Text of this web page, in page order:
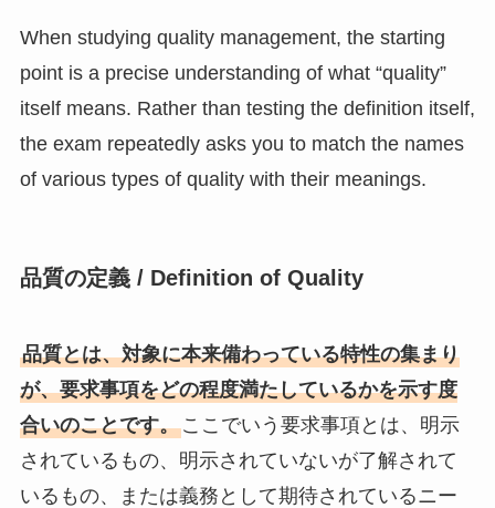
When studying quality management, the starting
point is a precise understanding of what “quality”
itself means. Rather than testing the definition itself,
the exam repeatedly asks you to match the names
of various types of quality with their meanings.
品質の定義 / Definition of Quality
品質とは、対象に本来備わっている特性の集まり
が、要求事項をどの程度満たしているかを示す度
合いのことです。ここでいう要求事項とは、明示
されているもの、明示されていないが了解されて
いるもの、または義務として期待されているニー